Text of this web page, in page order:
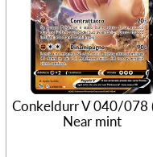
Conkeldurr V 040/078
Near mint